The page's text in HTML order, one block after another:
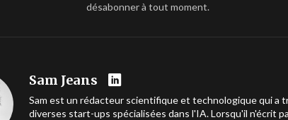
désabonner à tout moment.
Sam Jeans
Sam est un rédacteur scientifique et technologique qui a
diverses start-ups spécialisées dans l'IA. Lorsqu'il n'écrit